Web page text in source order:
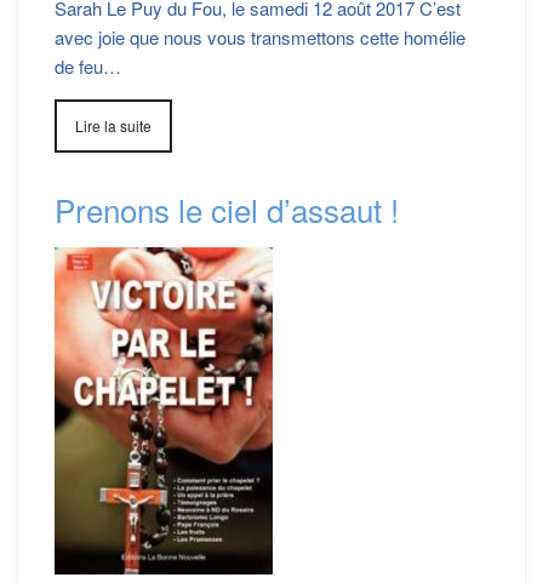
Sarah Le Puy du Fou, le samedi 12 août 2017 C’est
avec joie que nous vous transmettons cette homélie
de feu…
Lire la suite
Prenons le ciel d’assaut !